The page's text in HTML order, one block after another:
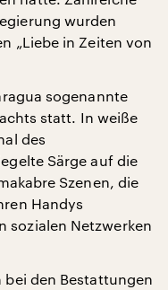
wurden
„Liebe in Zeiten von
sogenannte
statt. In weiße
des
Särge auf die
Szenen, die
Handys
sozialen Netzwerken
bei den Bestattungen